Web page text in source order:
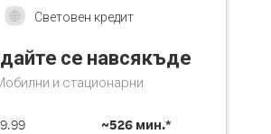
Световен кредит
се навсякъде
и стационарни
~526 мин.*